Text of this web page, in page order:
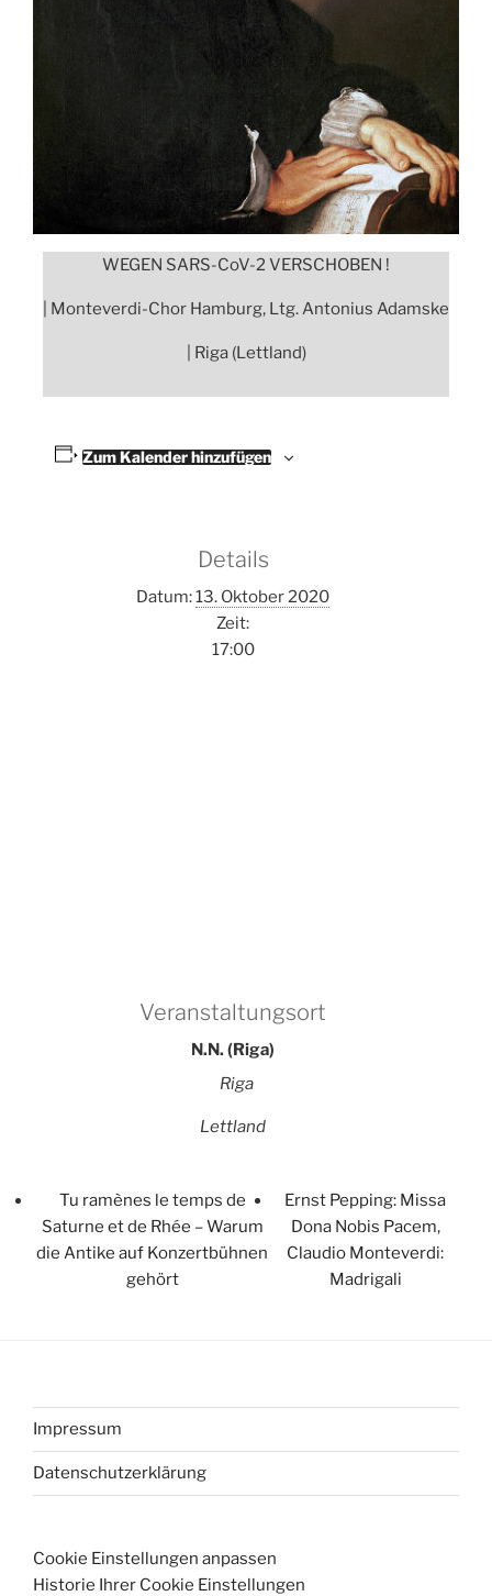
WEGEN SARS-CoV-2 VERSCHOBEN !
| Monteverdi-Chor Hamburg, Ltg. Antonius Adamske
| Riga (Lettland)
Zum Kalender hinzufügen
Details
Datum:13. Oktober 2020
Zeit:
17:00
Veranstaltungsort
N.N. (Riga)
Riga
Lettland
Tu ramènes le temps de
Saturne et de Rhée – Warum
die Antike auf Konzertbühnen
gehört
Ernst Pepping: Missa
Dona Nobis Pacem,
Claudio Monteverdi:
Madrigali
Impressum
Datenschutzerklärung
Cookie Einstellungen anpassen
Historie Ihrer Cookie Einstellungen